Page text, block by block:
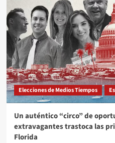
Elecciones de Medios Tiempos
Un auténtico “circo” de
extravagantes trastoca las
Florida